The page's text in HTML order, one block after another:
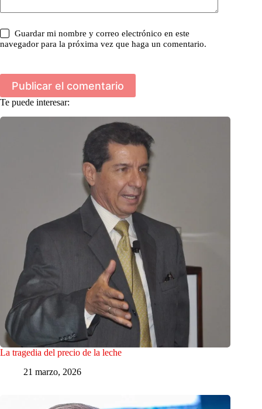
Guardar mi nombre y correo electrónico en este
navegador para la próxima vez que haga un comentario.
Publicar el comentario
Te puede interesar:
La tragedia del precio de la leche
21 marzo, 2026